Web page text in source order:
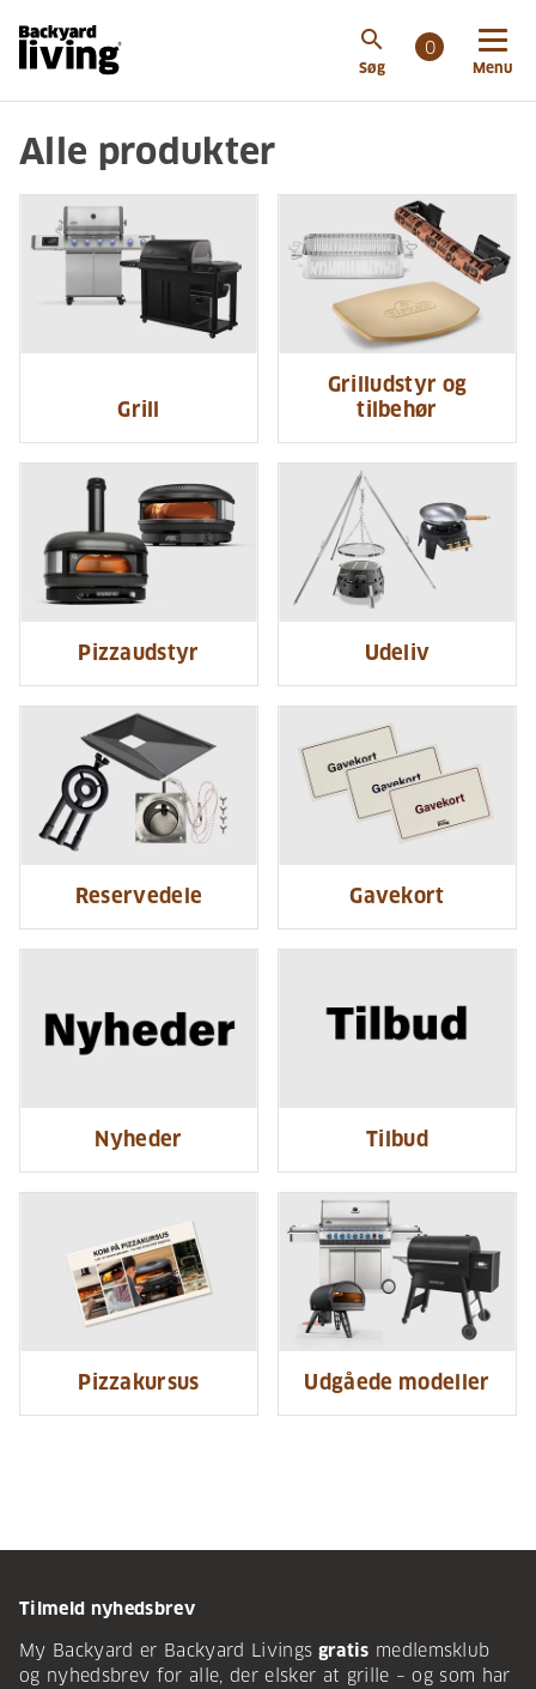
search
Søg
0
Menu
Alle produkter
Grill
Grilludstyr og
tilbehør
Pizzaudstyr Udeliv
Reservedele Gavekort
Nyheder Tilbud
Pizzakursus Udgåede modeller
Tilmeld nyhedsbrev
My Backyard er Backyard Livings gratis medlemsklub
og nyhedsbrev for alle, der elsker at grille – og som har